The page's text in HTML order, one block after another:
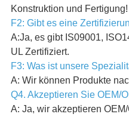
Konstruktion und Fertigung!
F2: Gibt es eine
A:Ja, es gibt IS09001,
UL Zertifiziert.
F3: Was ist unsere
A: Wir können Produkte
Q4. Akzeptieren Sie OEM/
A: Ja, wir akzeptieren